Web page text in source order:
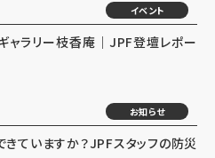
イベント
ャラリー枝香庵｜JPF登壇レポー
お知らせ
きていますか？JPFスタッフの防災